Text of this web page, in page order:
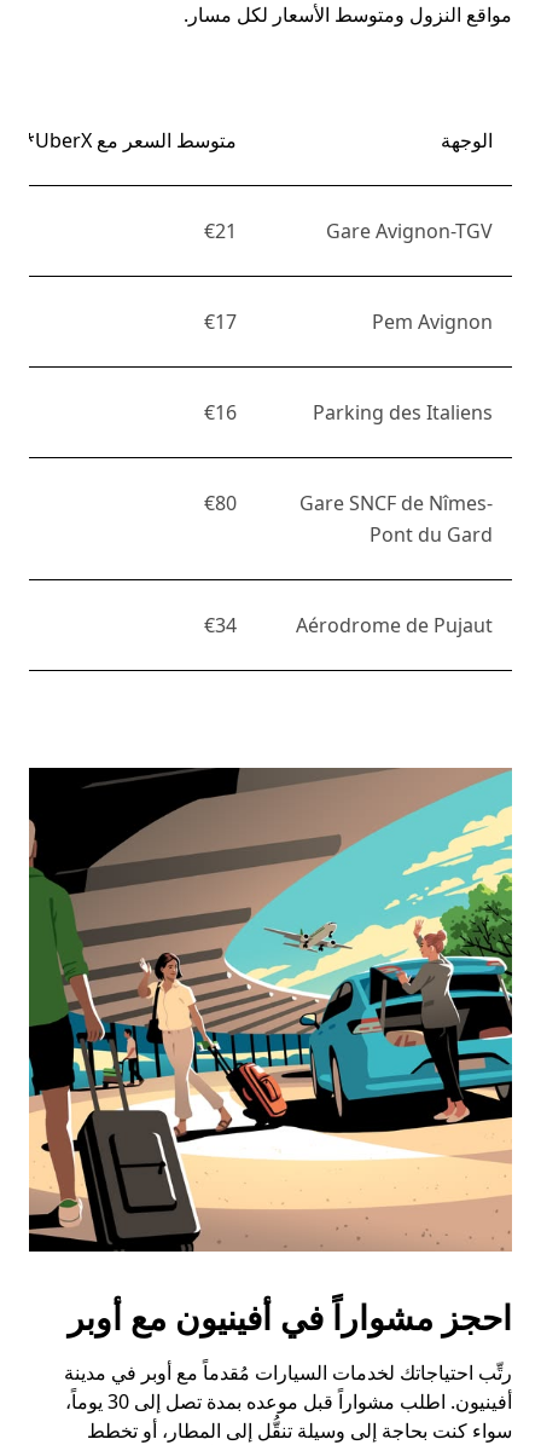
مواقع النزول ومتوسط الأسعار لكل مسار.
الوجهة متوسط السعر مع UberX*
Gare Avignon-TGV
€21
Pem Avignon
€17
Parking des Italiens
€16
Gare SNCF de Nîmes-
Pont du Gard
€80
Aérodrome de Pujaut
€34
احجز مشواراً في أفينيون مع أوبر
رتِّب احتياجاتك لخدمات السيارات مُقدماً مع أوبر في مدينة
أفينيون. اطلب مشواراً قبل موعده بمدة تصل إلى 30 يوماً،
سواء كنت بحاجة إلى وسيلة تنقُّل إلى المطار، أو تخطط